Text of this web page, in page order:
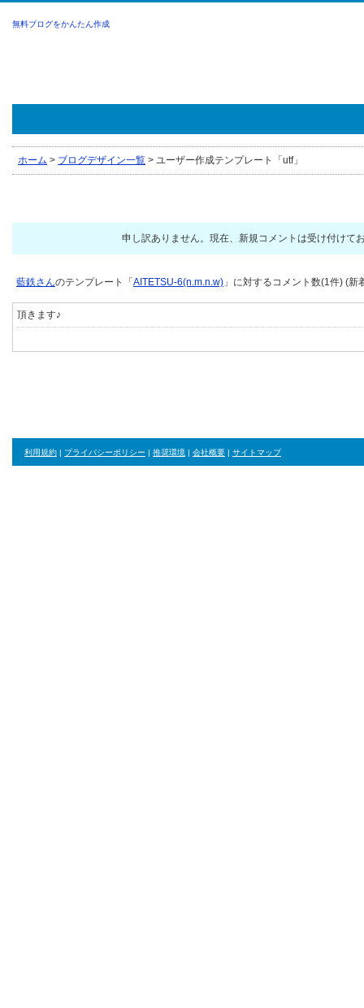
無料ブログをかんたん作成
ホーム > ブログデザイン一覧 > ユーザー作成テンプレート「utf」
申し訳ありません。現在、新規コメントは受け付けて
藍鉄さんのテンプレート「 AITETSU-6(n.m.n.w) 」に対するコメント数(1件) (新
頂きます♪
利用規約 | プライバシーポリシー | 推奨環境 | 会社概要 | サイトマップ